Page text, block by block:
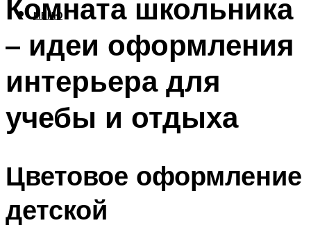
МЕНЮ
Комната школьника
– идеи оформления
интерьера для
учебы и отдыха
Цветовое оформление
детской